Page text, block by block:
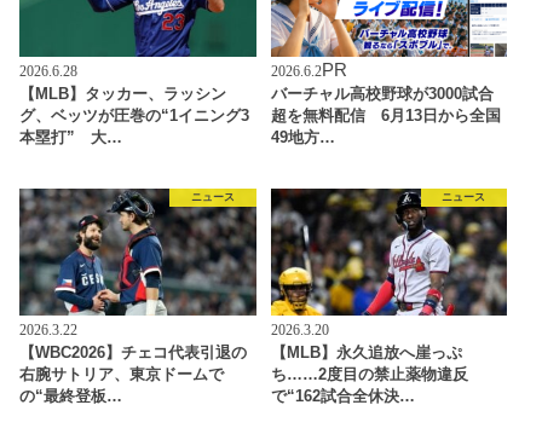
2026.6.28
【MLB】タッカー、ラッシン
グ、ベッツが圧巻の“1イニング3
本塁打” 大…
2026.6.2PR
バーチャル高校野球が3000試合
超を無料配信 6月13日から全国
49地方…
ニュース
2026.3.22
【WBC2026】チェコ代表引退の
右腕サトリア、東京ドームで
の“最終登板…
ニュース
2026.3.20
【MLB】永久追放へ崖っぷ
ち……2度目の禁止薬物違反
で“162試合全休決…